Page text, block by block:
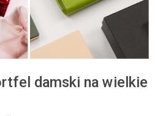
damski na wielkie